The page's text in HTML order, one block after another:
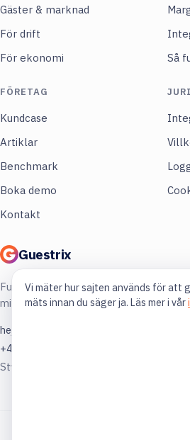
Guestrix
Full koll på din restaurang. Mer
mindre gissning.
hej@guestrix.com
+46 73 032 72 03
Styckjunkargatan 1, 114 35 Stockholm
Gäster & marknad
För drift
För ekonomi
Så
FÖRETAG
Kundcase
Artiklar
Benchmark
Boka demo
Kontakt
Vi mäter hur sajten används för att
mäts innan du säger ja. Läs mer i vår